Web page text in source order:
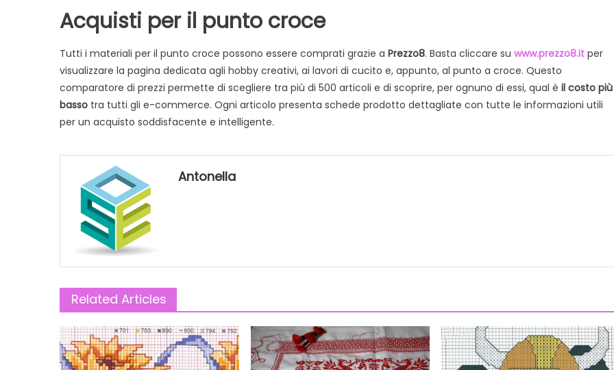
Acquisti per il punto croce
Tutti i materiali per il punto croce possono essere comprati grazie a Prezzo8. Basta cliccare su www.prezzo8.it per
visualizzare la pagina dedicata agli hobby creativi, ai lavori di cucito e, appunto, al punto a croce. Questo
comparatore di prezzi permette di scegliere tra più di 500 articoli e di scoprire, per ognuno di essi, qual è il costo più
basso tra tutti gli e-commerce. Ogni articolo presenta schede prodotto dettagliate con tutte le informazioni utili
per un acquisto soddisfacente e intelligente.
Antonella
Related Articles